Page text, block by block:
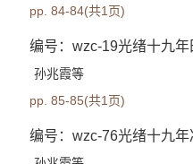
pp. 84-84(共1页)
编号：wzc-19光绪十九
孙兆霞等
pp. 85-85(共1页)
编号：wzc-76光绪十九